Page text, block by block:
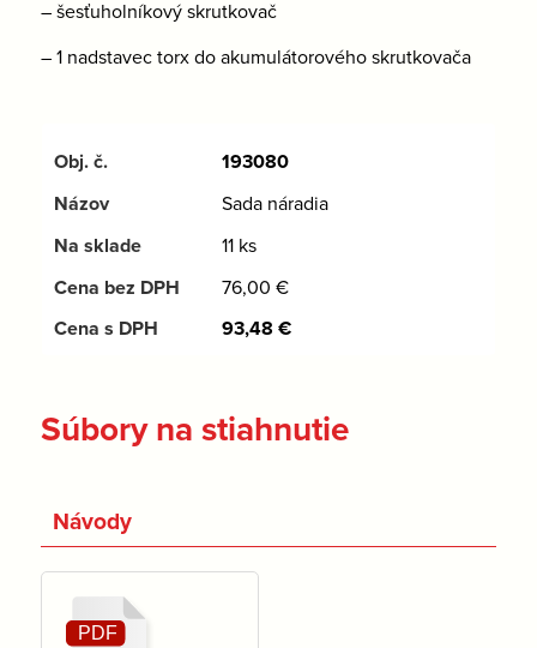
– šesťuholníkový skrutkovač
– 1 nadstavec torx do akumulátorového skrutkovača
193080
Sada náradia
11 ks
76,00 €
93,48 €
Súbory na stiahnutie
Návody